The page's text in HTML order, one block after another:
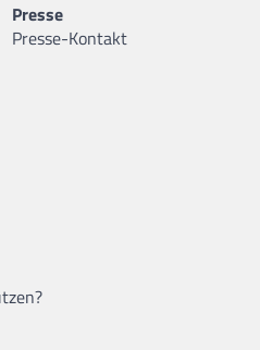
Presse
Presse-Kontakt